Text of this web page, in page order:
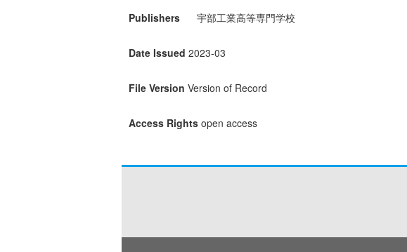
Publishers 宇部工業高等専門学校
Date Issued 2023-03
File Version Version of Record
Access Rights open access